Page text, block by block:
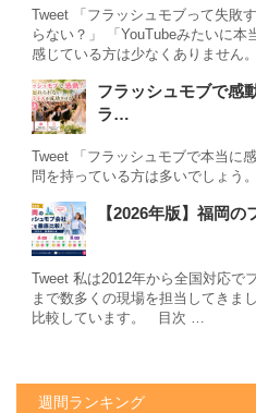
Tweet 「フラッシュモブって失敗
らない？」 「YouTubeみたいに
感じている方は少なくありません
フラッシュモブで感
ラ…
Tweet 「フラッシュモブで本当に
問を持っている方は多いでしょう
【2026年版】福岡
Tweet 私は2012年から全国対応で
まで数多くの現場を担当してきま
比較しています。 目次 …
週間ランキング